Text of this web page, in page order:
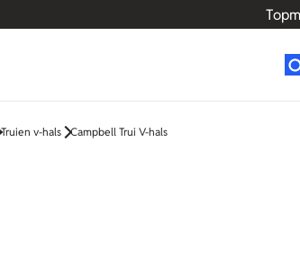
Truien v-hals Campbell Trui V-hals